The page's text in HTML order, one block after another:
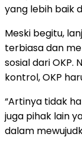
yang lebih baik
Meski begitu,
terbiasa dan
sosial dari OKP.
kontrol, OKP
“Artinya tidak
juga pihak lain
dalam